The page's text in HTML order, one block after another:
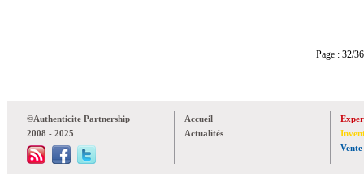
Page :
©Authenticite Partnership
2008 - 2025
Accueil
Actualités
Vente